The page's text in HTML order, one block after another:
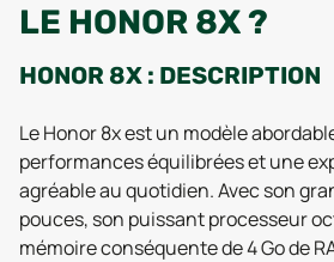
LE HONOR 8X ?
HONOR 8X : DESCRIPTION
Le Honor 8x est un modèle
performances équilibrées et une
agréable au quotidien. Avec son
pouces, son puissant processeur
mémoire conséquente de 4 Go de